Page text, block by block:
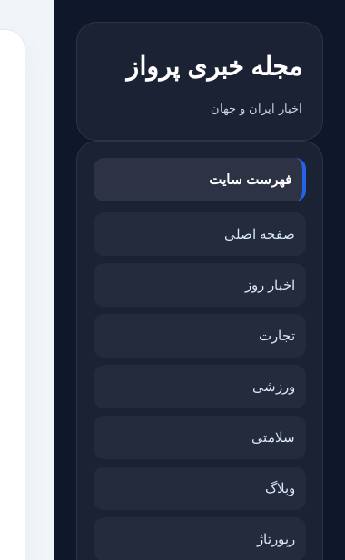
مجله خبری پرواز
اخبار ایران و جهان
فهرست سایت
صفحه اصلی
اخبار روز
تجارت
ورزشی
سلامتی
وبلاگ
رپورتاژ